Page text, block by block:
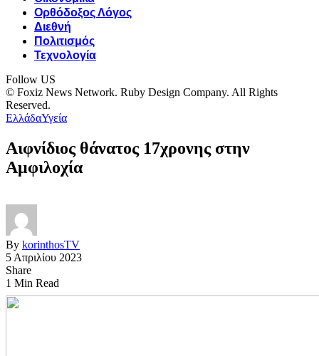
Ορθόδοξος Λόγος
Διεθνή
Πολιτισμός
Τεχνολογία
Follow US
© Foxiz News Network. Ruby Design Company. All Rights
Reserved.
ΕλλάδαΥγεία
Αιφνίδιος θάνατος 17χρονης στην
Αμφιλοχία
By korinthosTV
5 Απριλίου 2023
Share
1 Min Read